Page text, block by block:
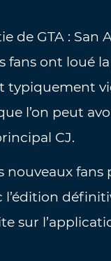
de GTA : San
fans ont loué
typiquement
l’on peut
CJ.
nouveaux fans
l’édition
sur